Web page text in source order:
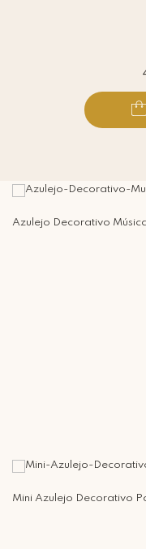
Azulejo Decorativo
Mini Azulejo Decorativo